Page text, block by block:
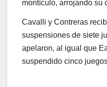
montículo, arrojando su
Cavalli y Contreras
suspensiones de siete
apelaron, al igual que
suspendido cinco